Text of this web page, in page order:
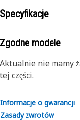
Specyfikacje
Zgodne modele
Aktualnie nie mamy
tej części.
Informacje o gwarancji
Zasady zwrotów